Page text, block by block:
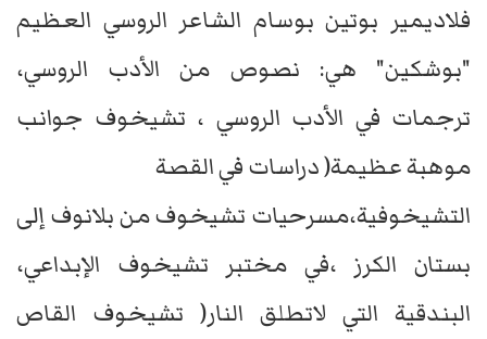
فلاديمير بوتين بوسام الشاعر الروسي العظيم
"بوشكين" هي: نصوص من الأدب الروسي،
ترجمات في الأدب الروسي ، تشيخوف جوانب
موهبة عظيمة( دراسات في القصة
التشيخوفية،مسرحيات تشيخوف من بلانوف إلى
بستان الكرز ،في مختبر تشيخوف الإبداعي،
البندقية التي لاتطلق النار( تشيخوف القاص